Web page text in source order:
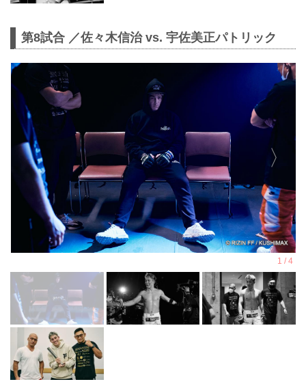
第8試合 ／佐々木信治 vs. 宇佐美正パトリック